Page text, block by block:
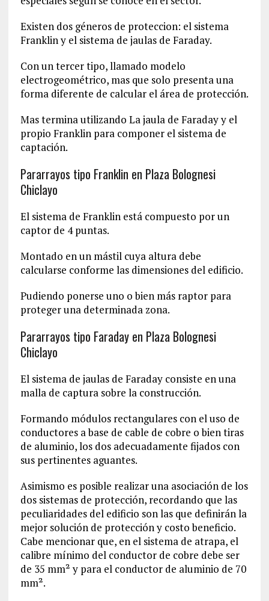
Existen dos géneros de proteccion: el sistema
Franklin y el sistema de jaulas de Faraday.
Con un tercer tipo, llamado modelo
electrogeométrico, mas que solo presenta una
forma diferente de calcular el área de protección.
Mas termina utilizando La jaula de Faraday y el
propio Franklin para componer el sistema de
captación.
Pararrayos tipo Franklin en Plaza Bolognesi
Chiclayo
El sistema de Franklin está compuesto por un
captor de 4 puntas.
Montado en un mástil cuya altura debe
calcularse conforme las dimensiones del edificio.
Pudiendo ponerse uno o bien más raptor para
proteger una determinada zona.
Pararrayos tipo Faraday en Plaza Bolognesi
Chiclayo
El sistema de jaulas de Faraday consiste en una
malla de captura sobre la construcción.
Formando módulos rectangulares con el uso de
conductores a base de cable de cobre o bien tiras
de aluminio, los dos adecuadamente fijados con
sus pertinentes aguantes.
Asimismo es posible realizar una asociación de los
dos sistemas de protección, recordando que las
peculiaridades del edificio son las que definirán la
mejor solución de protección y costo beneficio.
Cabe mencionar que, en el sistema de atrapa, el
calibre mínimo del conductor de cobre debe ser
de 35 mm² y para el conductor de aluminio de 70
mm².